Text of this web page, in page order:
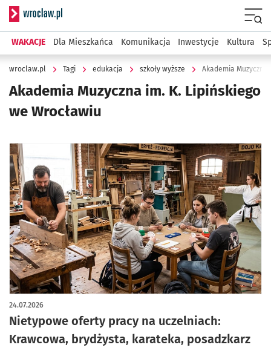
Serwis informacyjny wroclaw.pl
WAKACJE Dla Mieszkańca Komunikacja Inwestycje Kultura
wroclaw.pl Tagi edukacja szkoły wyższe Akademia Muzyczna
Akademia Muzyczna im. K. Lipińskiego
we Wrocławiu
Nietypowe oferty pracy na uczelniach:
Krawcowa, brydżysta, karateka, posadzkarz
24.07.2026